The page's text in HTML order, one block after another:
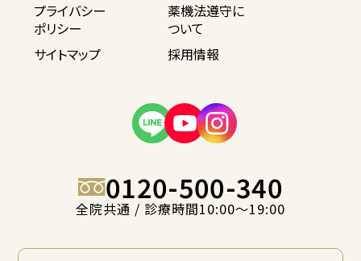
プライバシー
ポリシー
薬機法遵守に
ついて
サイトマップ
採用情報
0120-500-340
全院共通 / 診療時間10:00〜19:00